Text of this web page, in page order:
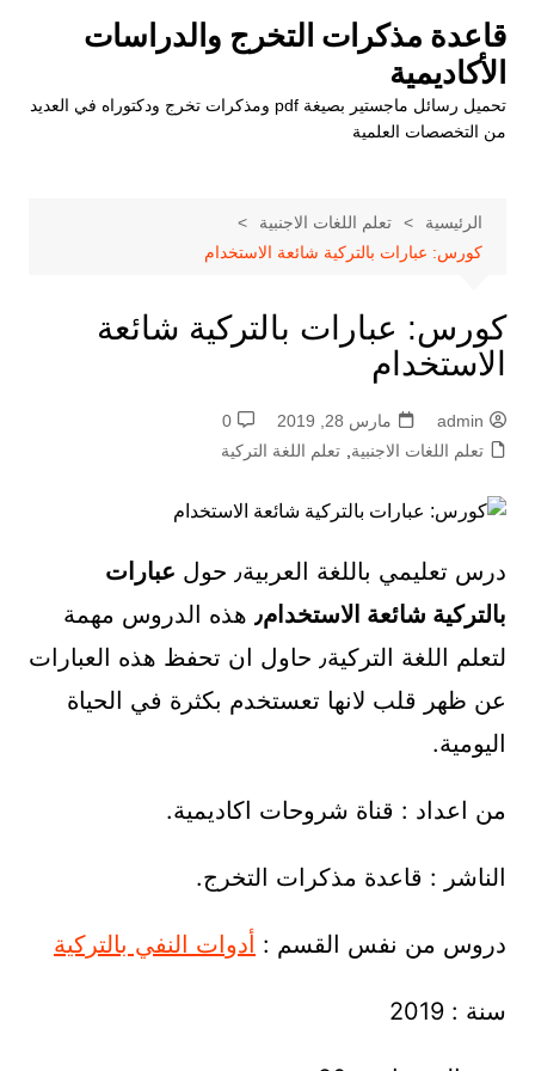
المحتوى
قاعدة مذكرات التخرج والدراسات
الأكاديمية
تحميل رسائل ماجستير بصيغة pdf ومذكرات تخرج ودكتوراه في العديد
من التخصصات العلمية
الرئيسية
تعلم اللغات الاجنبية
كورس: عبارات بالتركية شائعة الاستخدام
كورس: عبارات بالتركية شائعة
الاستخدام
admin مارس 28, 2019
0
تعلم اللغات الاجنبية
تعلم اللغة التركية
درس تعليمي باللغة العربية٫ حول
عبارات
بالتركية شائعة الاستخدام٫ هذه الدروس مهمة
لتعلم اللغة التركية٫ حاول ان تحفظ هذه العبارات
عن ظهر قلب لانها تعستخدم بكثرة في الحياة
اليومية.
من اعداد : قناة شروحات اكاديمية.
الناشر : قاعدة مذكرات التخرج.
دروس من نفس القسم : أدوات النفي بالتركية
سنة : 2019